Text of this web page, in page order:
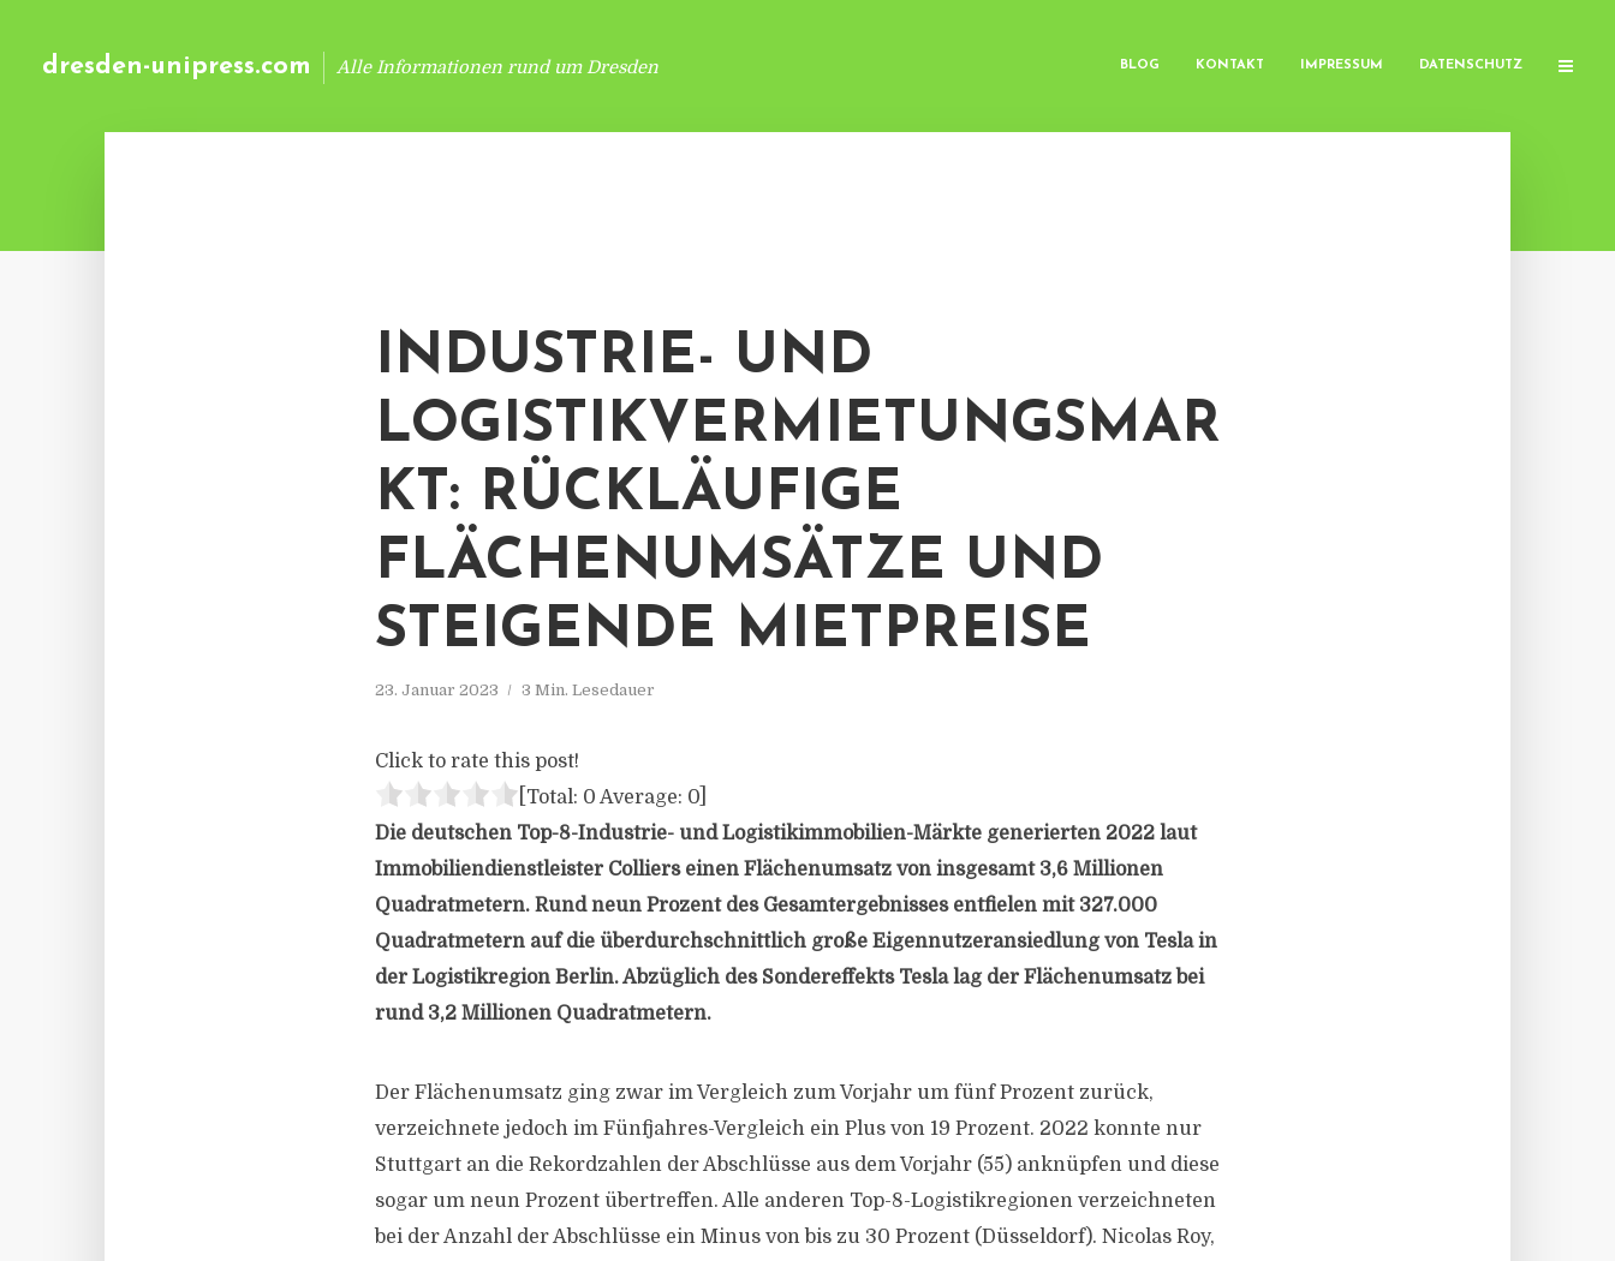
dresden-unipress.com Alle Informationen rund um Dresden BLOG KONTAKT IMPRESSUM DATENSCHUTZ
INDUSTRIE- UND
LOGISTIKVERMIETUNGSMAR
KT: RÜCKLÄUFIGE
FLÄCHENUMSÄTZE UND
STEIGENDE MIETPREISE
23. Januar 2023 3 Min. Lesedauer
Click to rate this post!
[Total: 0 Average: 0
Die deutschen Top-8-Industrie- und Logistikimmobilien-Märkte generierten 2022 laut
Immobiliendienstleister Colliers einen Flächenumsatz von insgesamt 3,6 Millionen
Quadratmetern. Rund neun Prozent des Gesamtergebnisses entfielen mit 327.000
Quadratmetern auf die überdurchschnittlich große Eigennutzeransiedlung von Tesla in
der Logistikregion Berlin. Abzüglich des Sondereffekts Tesla lag der Flächenumsatz bei
rund 3,2 Millionen Quadratmetern.
Der Flächenumsatz ging zwar im Vergleich zum Vorjahr um fünf Prozent zurück,
verzeichnete jedoch im Fünfjahres-Vergleich ein Plus von 19 Prozent. 2022 konnte nur
Stuttgart an die Rekordzahlen der Abschlüsse aus dem Vorjahr (55) anknüpfen und diese
sogar um neun Prozent übertreffen. Alle anderen Top-8-Logistikregionen verzeichneten
bei der Anzahl der Abschlüsse ein Minus von bis zu 30 Prozent (Düsseldorf). Nicolas Roy,